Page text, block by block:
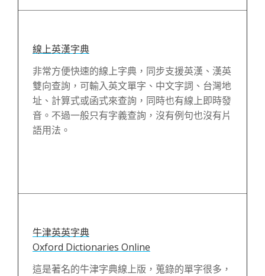
線上英漢字典
非常方便快速的線上字典，同步支援英漢、漢英
雙向查詢，可輸入英文單字、中文字詞、台灣地
址、計算式或函式來查詢，同時也有線上即時發
音。不過一般只有字義查詢，沒有例句也沒有片
語用法。
牛津英英字典
Oxford Dictionaries Online
這是著名的牛津字典線上版，蒐錄的單字很多，